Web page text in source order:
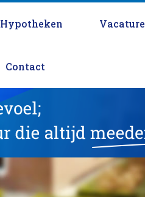
Hypotheken Vacature
Contact